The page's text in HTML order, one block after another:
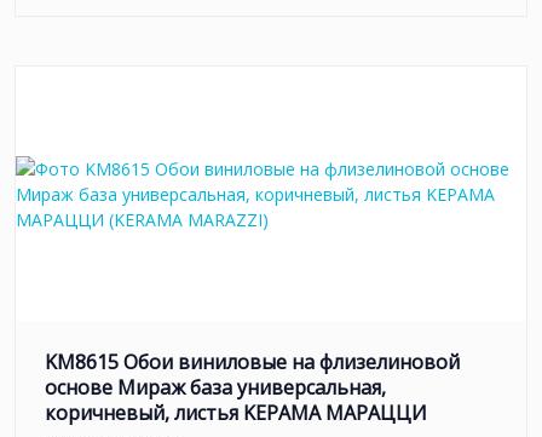
KM8615 Обои виниловые на флизелиновой
основе Мираж база универсальная,
коричневый, листья KЕРАМА МАРАЦЦИ